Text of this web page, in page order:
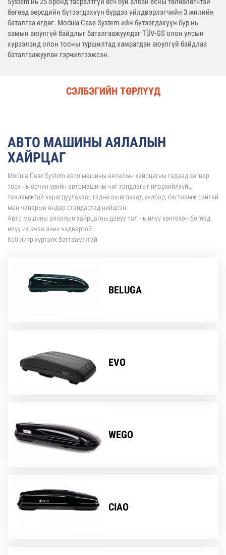
бөгөөд өөрсдийн бүтээгдэхүүн бүрдээ үйлдвэрлэгчийн 3 жилийн
баталгаа өгдөг. Modula Case System-ийн бүтээгдэхүүн бүр нь
замын аюулгүй байдлыг баталгаажуулдаг TÜV-GS олон улсын
хүрээлэнд олон тооны туршилтад хамрагдан аюулгүй байдлаа
баталгаажуулан гэрчилгээжсэн.
СЭЛБЭГИЙН ТӨРЛҮҮД
АВТО МАШИНЫ АЯЛАЛЫН
ХАЙРЦАГ
Modula Case System авто машины аялалын хайрцагны гадаад загвар
төрх нь орчин үеийн автомашины чиг хандлагыг илэрхийлхүйц
тааламжтай харагдуулахаас гадна ашиглахад хялбар, багтаамж сайтай
мөн чанарын өндөр стандартад нийцсэн.
Авто машины аялалын хайрцагны давуу тал нь илүү хөнгөхөн бөгөөд
илүү их ачаа ачих чадвартай.
650 литр хүртэлх багтаамжтай
BELUGA
EVO
WEGO
CIAO